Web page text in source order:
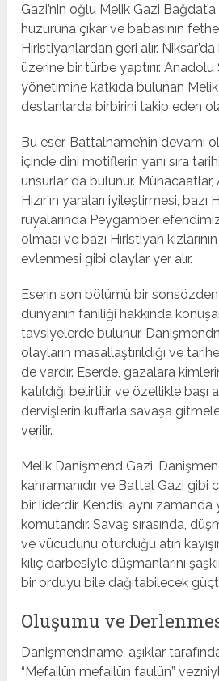
Gazi’nin oğlu Melik Gazi
huzuruna çıkar ve babasının
Hıristiyanlardan geri alır. Niksar’da
üzerine bir türbe yaptırır. Anadolu
yönetimine katkıda bulunan Melik
destanlarda birbirini takip eden
Bu eser, Battalname’nin devamı
içinde dini motiflerin yanı sıra
unsurlar da bulunur. Münacaatlar,
Hızır’ın yaraları iyileştirmesi, bazı
rüyalarında Peygamber
olması ve bazı Hıristiyan
evlenmesi gibi olaylar yer alır.
Eserin son bölümü bir
dünyanın faniliği hakkında
tavsiyelerde bulunur.
olayların masallaştırıldığı ve
de vardır. Eserde, gazalara
katıldığı belirtilir ve özellikle başı
dervişlerin küffarla savaşa
verilir.
Melik Danişmend Gazi,
kahramanıdır ve Battal Gazi gibi
bir liderdir. Kendisi aynı
komutandır. Savaş sırasında,
ve vücudunu oturduğu atın
kılıç darbesiyle düşmanlarını
bir orduyu bile dağıtabilecek
Oluşumu ve
Danişmendname, aşıklar
“Mefailün mefailün faulün”